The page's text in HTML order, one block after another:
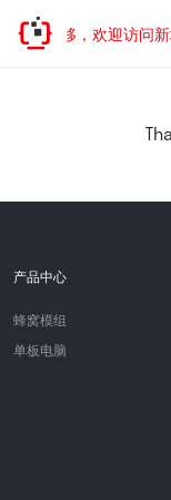
址已迁移，欢迎访问
产品中心
蜂窝模组
单板电脑